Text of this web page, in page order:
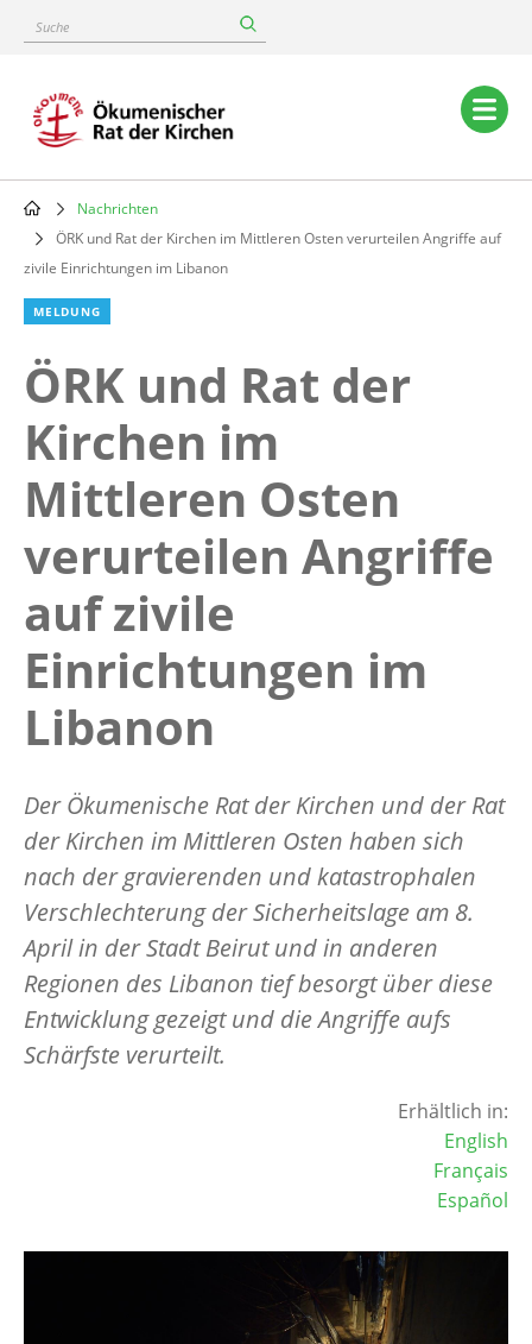
content
Suche
Main
navigation
Breadcrumb
Nachrichten
ÖRK und Rat der Kirchen im Mittleren Osten verurteilen Angriffe auf
zivile Einrichtungen im Libanon
MELDUNG
ÖRK und Rat der
Kirchen im
Mittleren Osten
verurteilen Angriffe
auf zivile
Einrichtungen im
Libanon
Der Ökumenische Rat der Kirchen und der Rat
der Kirchen im Mittleren Osten haben sich
nach der gravierenden und katastrophalen
Verschlechterung der Sicherheitslage am 8.
April in der Stadt Beirut und in anderen
Regionen des Libanon tief besorgt über diese
Entwicklung gezeigt und die Angriffe aufs
Schärfste verurteilt.
Erhältlich in:
English
Français
Español